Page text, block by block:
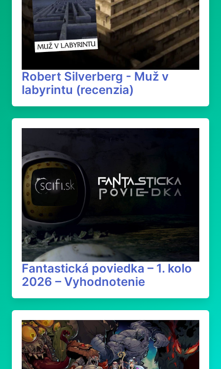
Robert Silverberg - Muž v
labyrintu (recenzia)
Fantastická poviedka – 1. kolo
2026 – Vyhodnotenie